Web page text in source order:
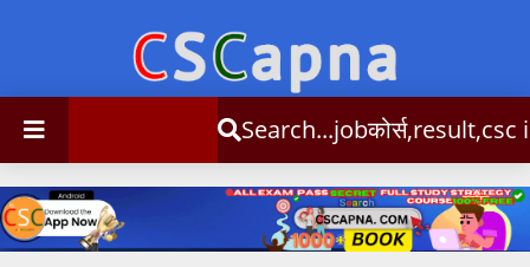
Search...jobकोर्स,result,csc info